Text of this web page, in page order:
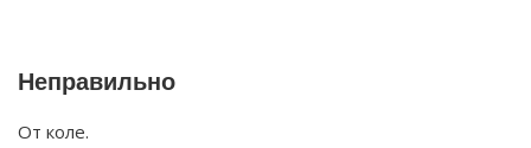
Неправильно
От коле.